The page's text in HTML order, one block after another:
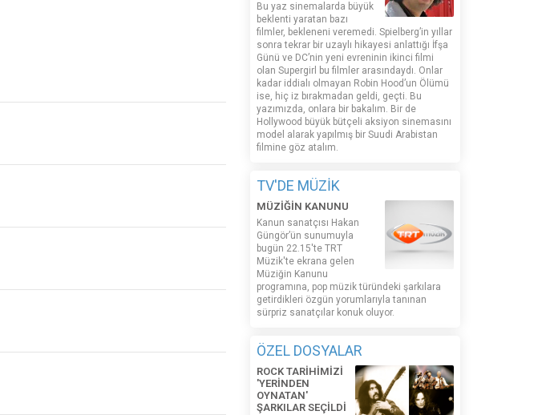
Bu yaz sinemalarda büyük
beklenti yaratan bazı
filmler, bekleneni veremedi. Spielberg’in yıllar
sonra tekrar bir uzaylı hikayesi anlattığı İfşa
Günü ve DC’nin yeni evreninin ikinci filmi
olan Supergirl bu filmler arasındaydı. Onlar
kadar iddialı olmayan Robin Hood’un Ölümü
ise, hiç iz bırakmadan geldi, geçti. Bu
yazımızda, onlara bir bakalım. Bir de
Hollywood büyük bütçeli aksiyon sinemasını
model alarak yapılmış bir Suudi Arabistan
filmine göz atalım.
TV'DE MÜZİK
MÜZİĞİN KANUNU
Kanun sanatçısı Hakan
Güngör’ün sunumuyla
bugün 22.15'te TRT
Müzik'te ekrana gelen
Müziğin Kanunu
programına, pop müzik türündeki şarkılara
getirdikleri özgün yorumlarıyla tanınan
sürpriz sanatçılar konuk oluyor.
ÖZEL DOSYALAR
ROCK TARİHİMİZİ
'YERİNDEN
OYNATAN'
ŞARKILAR SEÇİLDİ